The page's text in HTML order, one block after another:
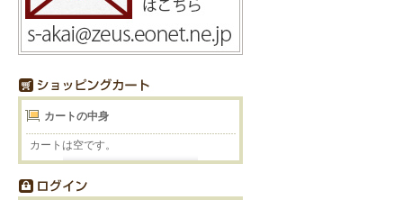
カートの中身
カートは空です。